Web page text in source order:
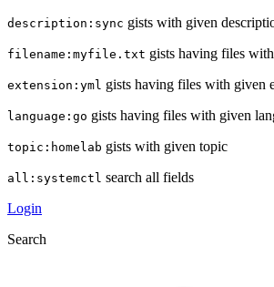
description:sync gists with given
filename:myfile.txt gists having files
extension:yml gists having files with given
language:go gists having files with given
topic:homelab gists with given topic
all:systemctl search all fields
Login
Search